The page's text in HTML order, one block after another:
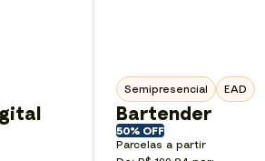
Semipresencial EAD
Bartender
50% OFF
Parcelas a partir